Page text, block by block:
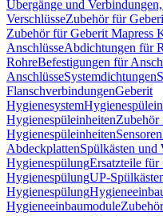
Übergänge und
VerschlüsseZubehör für
Zubehör für Geberit Mapress
AnschlüsseAbdichtungen für
RohreBefestigungen für
AnschlüsseSystemdichtungen
FlanschverbindungenGeberit
Hygienesystem
HygienespüleinheitenZubehör
HygienespüleinheitenSensoren
AbdeckplattenSpülkästen und
HygienespülungErsatzteile für
HygienespülungUP-
Hygienespülung
Hygieneeinbaumodule